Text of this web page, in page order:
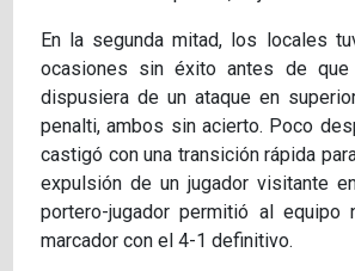
En la segunda mitad, los locales
ocasiones sin éxito antes de que
dispusiera de un ataque en
penalti, ambos sin acierto. Poco
castigó con una transición rápida
expulsión de un jugador visitante
portero-jugador permitió al equipo
marcador con el 4-1 definitivo.